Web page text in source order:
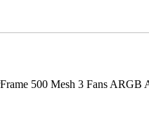
500 Mesh 3 Fans